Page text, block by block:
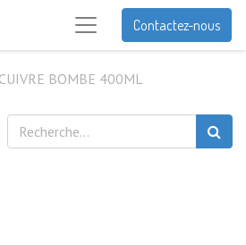
Contactez-nous
BOMBE 400ML